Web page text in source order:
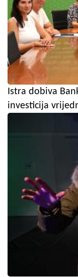
Istra dobiva
investicija